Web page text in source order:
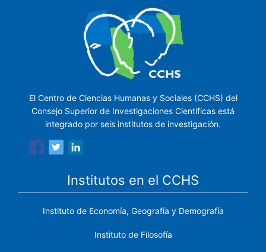
El Centro de Ciencias Humanas y Sociales (CCHS) del
Consejo Superior de Investigaciones Científicas está
integrado por seis institutos de investigación.
Institutos en el CCHS
Instituto de Economía, Geografía y Demografía
Instituto de Filosofía